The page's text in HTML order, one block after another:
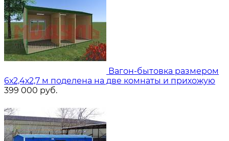
Вагон-бытовка размером
6х2,4х2,7 м поделена на две комнаты и прихожую
399 000 руб.